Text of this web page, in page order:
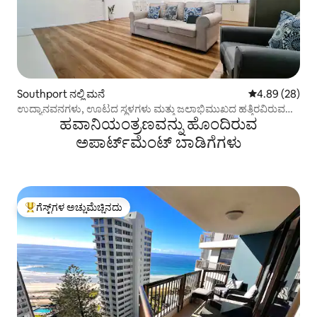
Southport ನಲ್ಲಿ ಮನೆ 5 ರಲ್ಲಿ 4.89
4.89 (28)
ಉದ್ಯಾನವನಗಳು, ಊಟದ ಸ್ಥಳಗಳು ಮತ್ತು ಜಲಾಭಿಮುಖದ ಹತ್ತಿರವಿರುವ
ಕರಾವಳಿ ರಿಟ್ರೀಟ್ಹವಾನಿಯಂತ್ರಣವನ್ನು ಹೊಂದಿರುವ
ಅಪಾರ್ಟ್‌ಮೆಂಟ್‌ ಬಾಡಿಗೆಗಳು
ಗೆಸ್ಟ್‌ಗಳಿಗೆ ಅತಿ ಹೆಚ್ಚು ಅಚ್ಚುಮೆಚ್ಚಿನದು
ಗೆಸ್ಟ್‌ಗಳ ಅಚ್ಚುಮೆಚ್ಚಿನದು